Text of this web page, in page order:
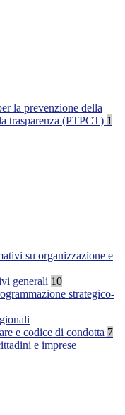
la prevenzione della
trasparenza (PTPCT) 1
su organizzazione e
generali 10
strategico-
e codice di condotta 7
e imprese